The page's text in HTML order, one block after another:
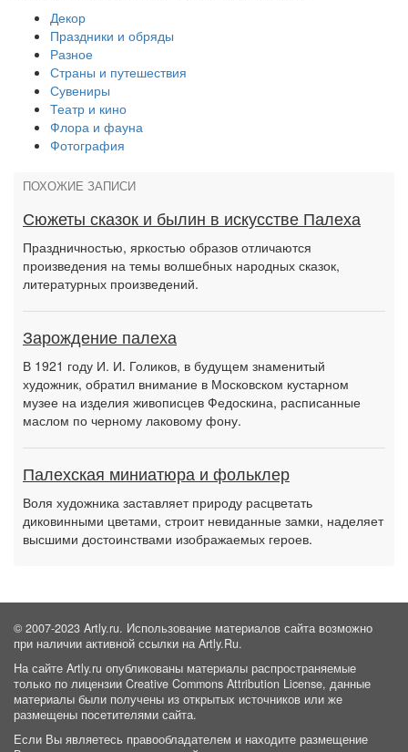
Декор
Праздники и обряды
Разное
Страны и путешествия
Сувениры
Театр и кино
Флора и фауна
Фотография
ПОХОЖИЕ ЗАПИСИ
Сюжеты сказок и былин в искусстве Палеха
Праздничностью, яркостью образов отличаются
произведения на темы волшебных народных сказок,
литературных произведений.
Зарождение палеха
В 1921 году И. И. Голиков, в будущем знаменитый
художник, обратил внимание в Московском кустарном
музее на изделия живописцев Федоскина, расписанные
маслом по черному лаковому фону.
Палехская миниатюра и фольклер
Воля художника заставляет природу расцветать
диковинными цветами, строит невиданные замки, наделяет
высшими достоинствами изображаемых героев.
© 2007-2023 Artly.ru. Использование материалов сайта возможно
при наличии активной ссылки на Artly.Ru.
На сайте Artly.ru опубликованы материалы распространяемые
только по лицензии Creative Commons Attribution License, данные
материалы были получены из открытых источников или же
размещены посетителями сайта.
Если Вы являетесь правообладателем и находите размещение